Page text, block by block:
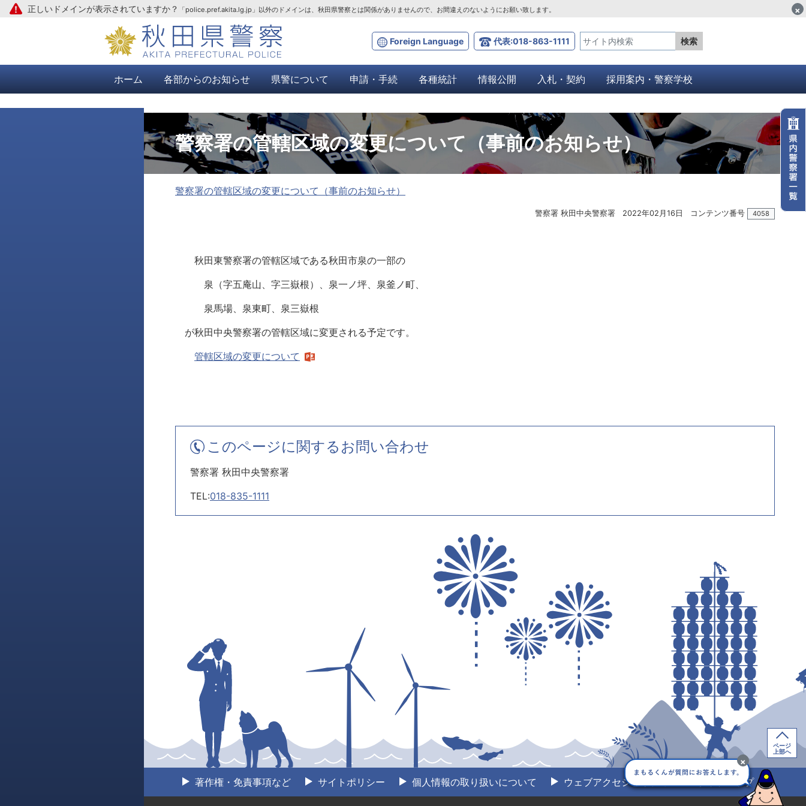
本文へ
Foreign Language 代表:018-863-1111 検索
正しいドメインが表示されていますか？ 「police.pref.akita.lg.jp」以外のドメインは、秋田県警察とは関係がありませんので、お間違えのないようにお願い致します。 ×
ホーム 各部からのお知らせ 県警について 申請・手続 各種統計 情報公開 入札・契約 採用案内・警察学校
警察署の管轄区域の変更について（事前のお知らせ）
警察署の管轄区域の変更について（事前のお知らせ）
警察署 秋田中央警察署 2022年02月16日 コンテンツ番号 4058
秋田東警察署の管轄区域である秋田市泉の一部の
泉（字五庵山、字三嶽根）、泉一ノ坪、泉釜ノ町、
泉馬場、泉東町、泉三嶽根
が秋田中央警察署の管轄区域に変更される予定です。
管轄区域の変更について
このページに関するお問い合わせ
警察署 秋田中央警察署
TEL:018-835-1111
×
著作権・免責事項など サイトポリシー 個人情報の取り扱いについて ウェブアクセシビリティ サイトマップ
ページ
上部へ